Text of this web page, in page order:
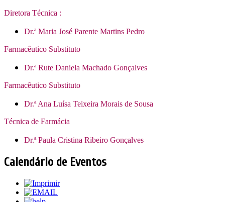
Diretora Técnica :
Dr.ª Maria José Parente Martins Pedro
Farmacêutico Substituto
Dr.ª Rute Daniela Machado Gonçalves
Farmacêutico Substituto
Dr.ª Ana Luísa Teixeira Morais de Sousa
Técnica de Farmácia
Dr.ª Paula Cristina Ribeiro Gonçalves
Calendário de Eventos